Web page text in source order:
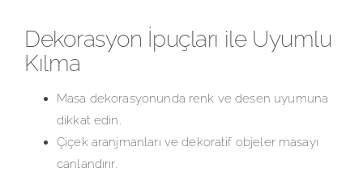
Dekorasyon İpuçları ile Uyumlu
Kılma
Masa dekorasyonunda renk ve desen uyumuna
dikkat edin.
Çiçek aranjmanları ve dekoratif objeler masayı
canlandırır.